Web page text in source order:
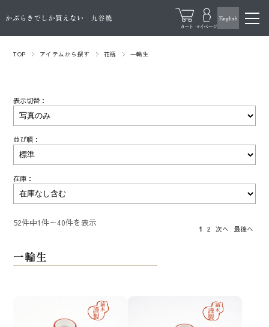
TOP アイテムから探す 花瓶 一輪生
表示切替：
並び順：
在庫：
52件中1件～40件を表示
1 2 次へ 最後へ
一輪生